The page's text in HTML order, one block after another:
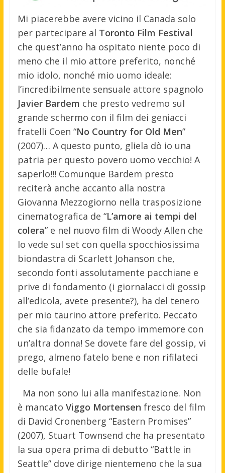
Mi piacerebbe avere vicino il Canada solo
per partecipare al Toronto Film Festival
che quest’anno ha ospitato niente poco di
meno che il mio attore preferito, nonché
mio idolo, nonché mio uomo ideale:
l’incredibilmente sensuale attore spagnolo
Javier Bardem che presto vedremo sul
grande schermo con il film dei geniacci
fratelli Coen “No Country for Old Men”
(2007)… A questo punto, gliela dò io una
patria per questo povero uomo vecchio! A
saperlo!!! Comunque Bardem presto
reciterà anche accanto alla nostra
Giovanna Mezzogiorno nella trasposizione
cinematografica de “L’amore ai tempi del
colera” e nel nuovo film di Woody Allen che
lo vede sul set con quella spocchiosissima
biondastra di Scarlett Johanson che,
secondo fonti assolutamente pacchiane e
prive di fondamento (i giornalacci di gossip
all’edicola, avete presente?), ha del tenero
per mio taurino attore preferito. Peccato
che sia fidanzato da tempo immemore con
un’altra donna! Se dovete fare del gossip, vi
prego, almeno fatelo bene e non rifilateci
delle bufale!
Ma non sono lui alla manifestazione. Non
è mancato Viggo Mortensen fresco del film
di David Cronenberg “Eastern Promises”
(2007), Stuart Townsend che ha presentato
la sua opera prima di debutto “Battle in
Seattle” dove dirige nientemeno che la sua